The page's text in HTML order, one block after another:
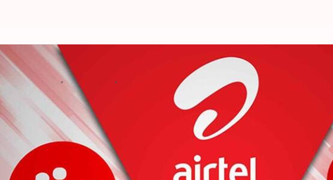
एयरटेल, वोडाफोन आइडिया और जियो के नए
मोना दीक्षित Aug 14, 2020
क्या है खबर?
यूजर्स को अपनी ओर आकर्षित करने के लिए टेलीकॉम कंपनियां एयरटेल,
इसके साथ ही कई प्लान्स में बदलाव भी किए हैं। इसके अलावा इन
अगर आप इनके यूजर हैं तो आपको इनके नए प्लान्स के साथ-साथ बंद हो चुके